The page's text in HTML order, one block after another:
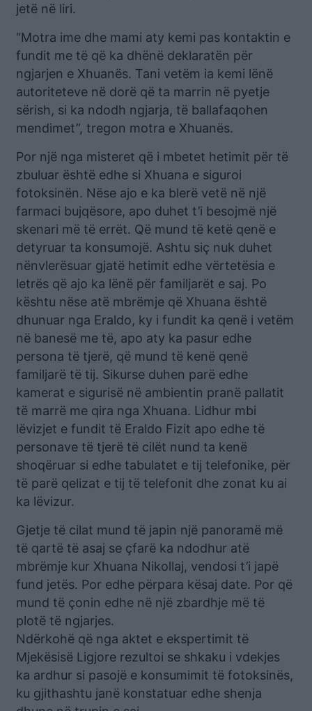
jetë në liri.
“Motra ime dhe mami aty kemi pas kontaktin e
fundit me të që ka dhënë deklaratën për
ngjarjen e Xhuanës. Tani vetëm ia kemi lënë
autoriteteve në dorë që ta marrin në pyetje
sërish, si ka ndodh ngjarja, të ballafaqohen
mendimet”, tregon motra e Xhuanës.
Por një nga misteret që i mbetet hetimit për të
zbuluar është edhe si Xhuana e siguroi
fotoksinën. Nëse ajo e ka blerë vetë në një
farmaci bujqësore, apo duhet t’i besojmë një
skenari më të errët. Që mund të ketë qenë e
detyruar ta konsumojë. Ashtu siç nuk duhet
nënvlerësuar gjatë hetimit edhe vërtetësia e
letrës që ajo ka lënë për familjarët e saj. Po
kështu nëse atë mbrëmje që Xhuana është
dhunuar nga Eraldo, ky i fundit ka qenë i vetëm
në banesë me të, apo aty ka pasur edhe
persona të tjerë, që mund të kenë qenë
familjarë të tij. Sikurse duhen parë edhe
kamerat e sigurisë në ambientin pranë pallatit
të marrë me qira nga Xhuana. Lidhur mbi
lëvizjet e fundit të Eraldo Fizit apo edhe të
personave të tjerë të cilët nund ta kenë
shoqëruar si edhe tabulatet e tij telefonike, për
të parë qelizat e tij të telefonit dhe zonat ku ai
ka lëvizur.
Gjetje të cilat mund të japin një panoramë më
të qartë të asaj se çfarë ka ndodhur atë
mbrëmje kur Xhuana Nikollaj, vendosi t’i japë
fund jetës. Por edhe përpara kësaj date. Por që
mund të çonin edhe në një zbardhje më të
plotë të ngjarjes.
Ndërkohë që nga aktet e ekspertimit të
Mjekësisë Ligjore rezultoi se shkaku i vdekjes
ka ardhur si pasojë e konsumimit të fotoksinës,
ku gjithashtu janë konstatuar edhe shenja